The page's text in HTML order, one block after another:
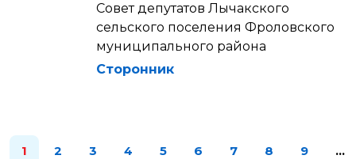
Совет депутатов Лычакского
сельского поселения Фроловского
муниципального района
Сторонник
1 2 3 4 5 6 7 8 9
…